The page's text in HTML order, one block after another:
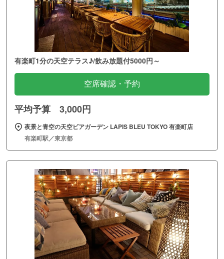
有楽町1分の天空テラス♪/飲み放題付5000円～
空席確認・予約
平均予算 3,000円
夜景と青空の天空ビアガーデン LAPIS BLEU TOKYO 有楽町店
有楽町駅／東京都